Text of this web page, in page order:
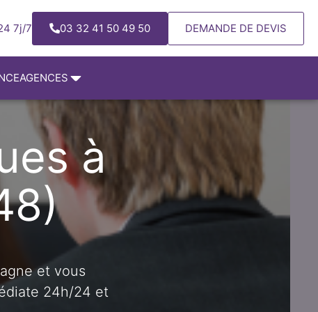
7j/7
03 32 41 50 49 50 DEMANDE DE DEVIS
AGENCES
à
et vous
24h/24 et